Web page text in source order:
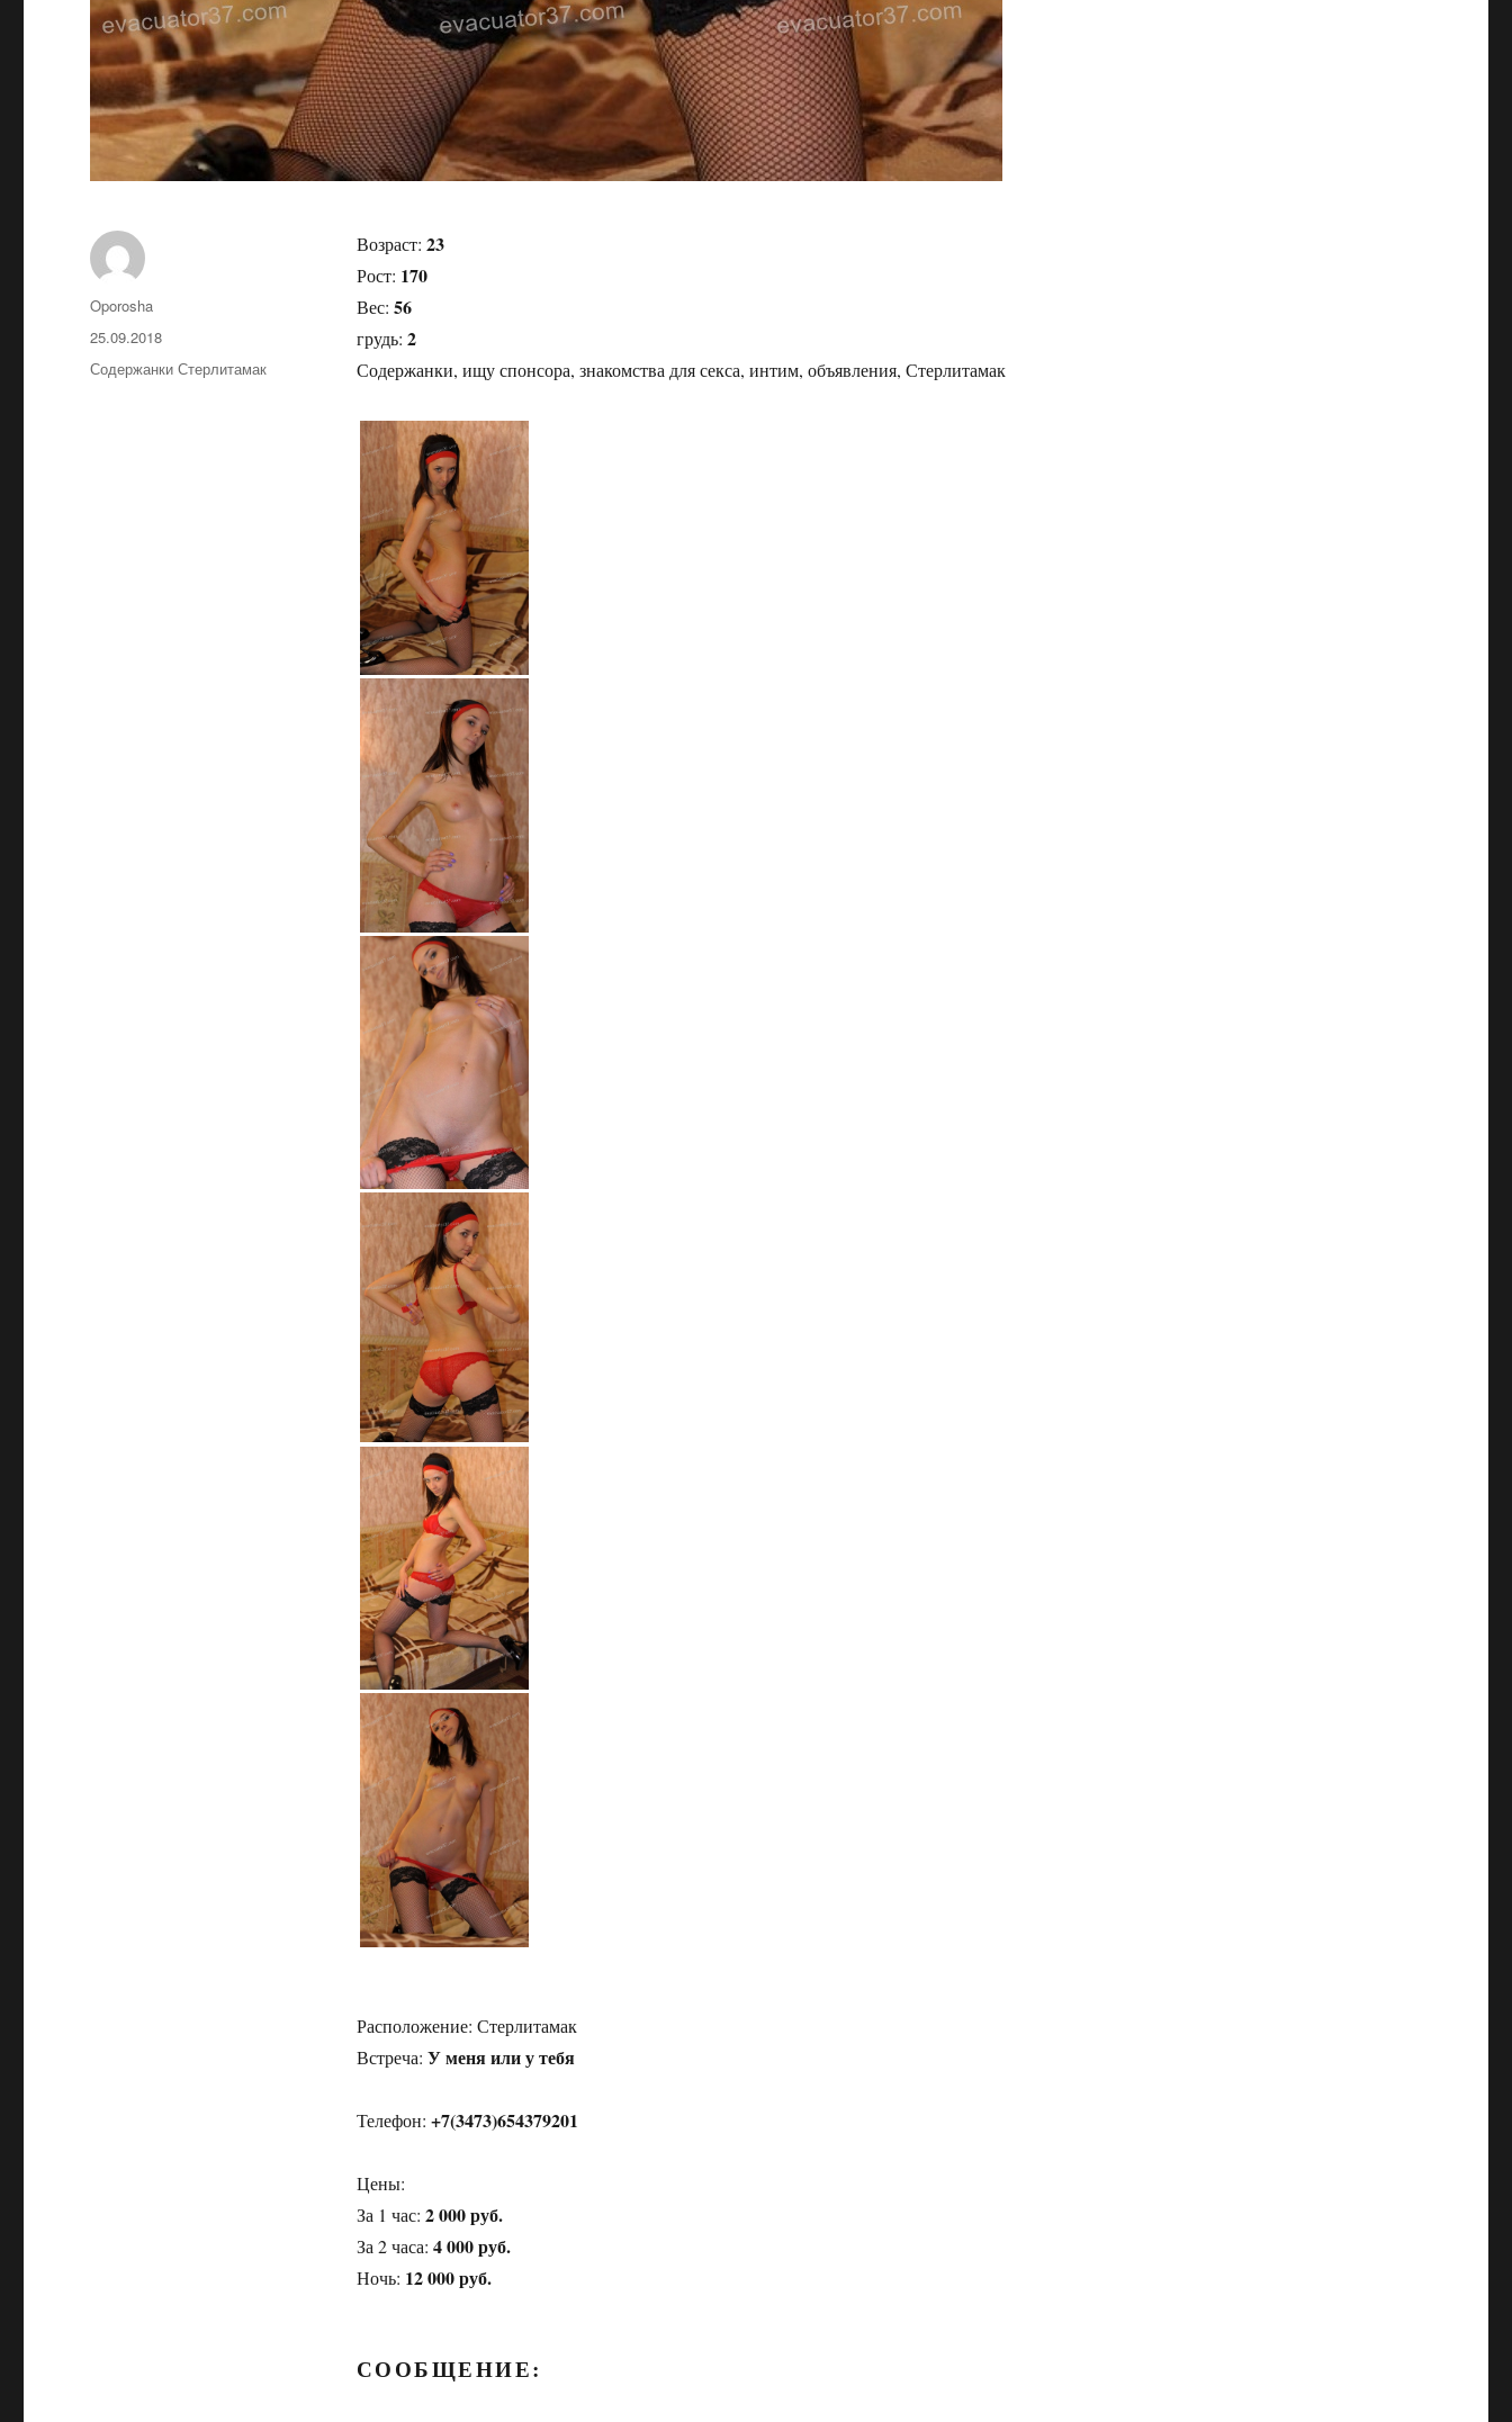
Возраст: 23
Рост: 170
Вес: 56
грудь: 2
Содержанки, ищу спонсора, знакомства для секса, интим, объявления, Стерлитамак
Расположение: Стерлитамак
Встреча: У меня или у тебя
Телефон: +7(3473)654379201
Цены:
За 1 час: 2 000 руб.
За 2 часа: 4 000 руб.
Ночь: 12 000 руб.
СООБЩЕНИЕ:
Автор
Oporosha
Опубликовано
25.09.2018
Рубрики
Содержанки Стерлитамак